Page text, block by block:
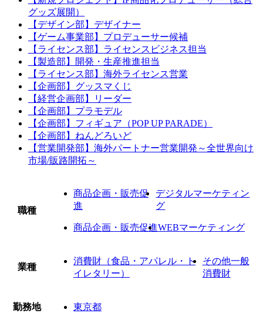
グッズ展開）
【デザイン部】デザイナー
【ゲーム事業部】プロデューサー候補
【ライセンス部】ライセンスビジネス担当
【製造部】開発・生産推進担当
【ライセンス部】海外ライセンス営業
【企画部】グッスマくじ
【経営企画部】リーダー
【企画部】プラモデル
【企画部】フィギュア（POP UP PARADE）
【企画部】ねんどろいど
【営業開発部】海外パートナー営業開発～全世界向け
市場/販路開拓～
職種
商品企画・販売促
進
デジタルマーケティン
グ
商品企画・販売促進WEBマーケティング
業種
消費財（食品・アパレル・ト
イレタリー）
その他一般
消費財
勤務地 東京都